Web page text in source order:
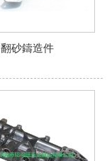
翻砂鑄造件